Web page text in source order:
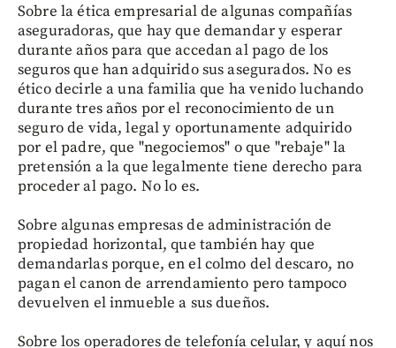
Sobre la ética empresarial de algunas compañías
aseguradoras, que hay que demandar y esperar
durante años para que accedan al pago de los
seguros que han adquirido sus asegurados. No es
ético decirle a una familia que ha venido luchando
durante tres años por el reconocimiento de un
seguro de vida, legal y oportunamente adquirido
por el padre, que "negociemos" o que "rebaje" la
pretensión a la que legalmente tiene derecho para
proceder al pago. No lo es.
Sobre algunas empresas de administración de
propiedad horizontal, que también hay que
demandarlas porque, en el colmo del descaro, no
pagan el canon de arrendamiento pero tampoco
devuelven el inmueble a sus dueños.
Sobre los operadores de telefonía celular, y aquí nos